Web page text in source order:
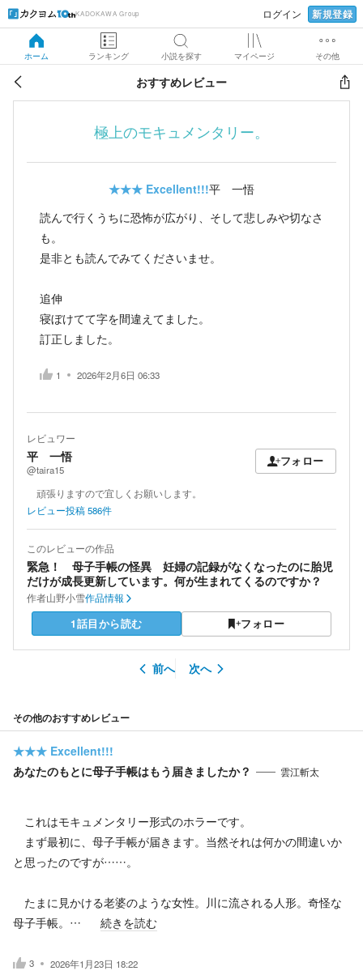
KADOKAWA Group ログイン 新規登録
ホーム ランキング 小説を探す マイページ その他
おすすめレビュー
極上のモキュメンタリー。
★★★ Excellent!!!平 一悟
読んで行くうちに恐怖が広がり、そして悲しみや切なさ
も。
是非とも読んでみてくださいませ。
追伸
寝ぼけてて字を間違えてました。
訂正しました。
1 2026年2月6日 06:33
レビュワー
平 一悟
@taira15
フォロー
頑張りますので宜しくお願いします。
レビュー投稿586件
このレビューの作品
緊急！ 母子手帳の怪異 妊婦の記録がなくなったのに胎児
だけが成長更新しています。何が生まれてくるのですか？
作者山野小雪作品情報
1話目から読む フォロー
前へ 次へ
その他のおすすめレビュー
★★★ Excellent!!!
あなたのもとに母子手帳はもう届きましたか？
雲江斬太
これはモキュメンタリー形式のホラーです。
まず最初に、母子手帳が届きます。当然それは何かの間違いか
と思ったのですが……。
たまに見かける老婆のような女性。川に流される人形。奇怪な
母子手帳。…
続きを読む
3 2026年1月23日 18:22